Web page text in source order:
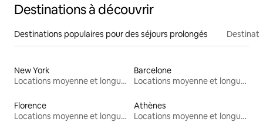
Destinations à découvrir
Destinations populaires pour des séjours prolongés
New York
Locations moyenne et longue durée
Barcelone
Locations moyenne et longue durée
Florence
Locations moyenne et longue durée
Athènes
Locations moyenne et longue durée